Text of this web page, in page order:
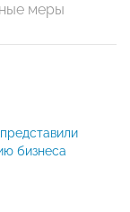
меры
бизнеса